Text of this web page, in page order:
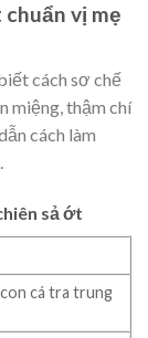
vị mẹ
cách sơ chế
miệng, thậm chí
cách làm
sả ớt
cá tra trung